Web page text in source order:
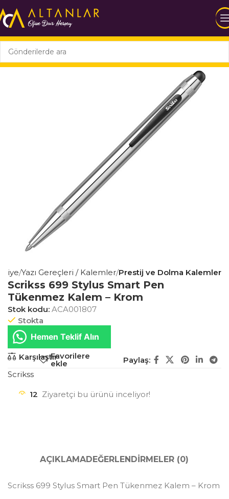
Yazı Gereçleri / Kalemler Prestij ve Dolma Kalemler
Scrikss 699 Stylus Smart Pen
Tükenmez Kalem – Krom
Stok kodu: ACA001807
Stokta
Hemen Teklif Alın
KarşılaştırFavorilere
ekle
Paylaş:
Scrikss
12 Ziyaretçi bu ürünü inceliyor!
AÇIKLAMADEĞERLENDIRMELER (0)
Scrikss 699 Stylus Smart Pen Tükenmez Kalem – Krom